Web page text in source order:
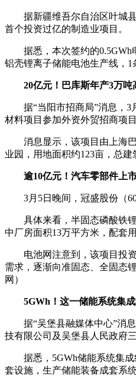
据新疆维吾尔自治区叶城
首个投资过亿的制造业项目。
据悉，本次签约的
铝壳锂离子储能电池生产线，1
20亿元！巴库斯年产3万
据“当阳市招商局”消息，
材料项目参加外资外贸招商项
消息显示，该项目由上海
业园，用地面积约123亩，总
逾10亿元！汽车零部件上
3月5日晚间，冠盛股份（
具体来看，半固态磷酸铁
中厂房面积13万平方米，配套
电池网注意到，该项目投
需求，逐渐向准固态、全固态
网）
5GWh！这一储能系统集
据“吴堡县融媒体中心”消
技有限公司及吴堡县人民政府三
据悉，5GWh储能系统集
套设施，生产储能装备成套系